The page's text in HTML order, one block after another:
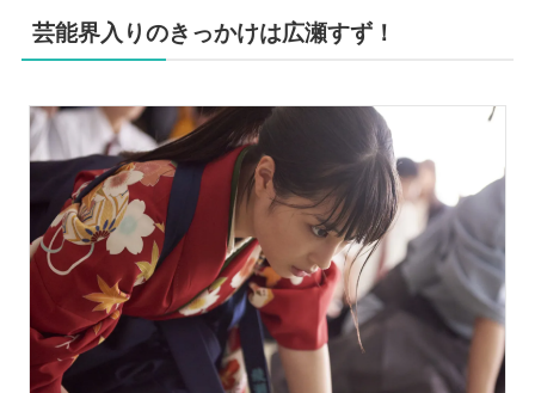
芸能界入りのきっかけは広瀬すず！